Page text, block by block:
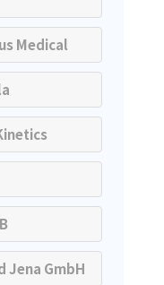
Medical
Jena GmbH